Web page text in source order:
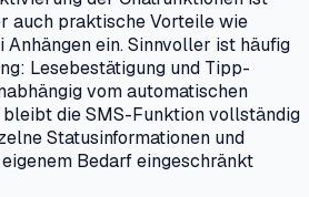
auch praktische Vorteile wie
ein. Sinnvoller ist häufig
Lesebestätigung und Tipp-
vom automatischen
bleibt die SMS-Funktion vollständig
Statusinformationen und
Bedarf eingeschränkt